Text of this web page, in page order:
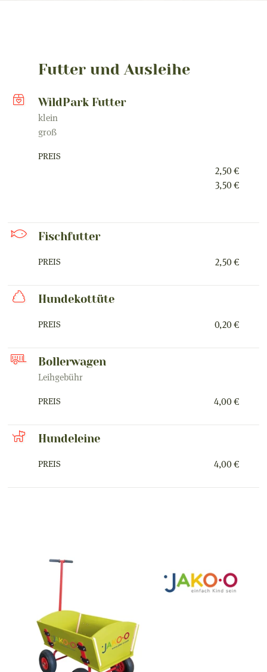
Futter und Ausleihe
WildPark Futter
klein
groß
PREIS
2,50 €
3,50 €
Fischfutter
PREIS 2,50 €
Hundekottüte
PREIS 0,20 €
Bollerwagen
Leihgebühr
PREIS 4,00 €
Hundeleine
PREIS 4,00 €